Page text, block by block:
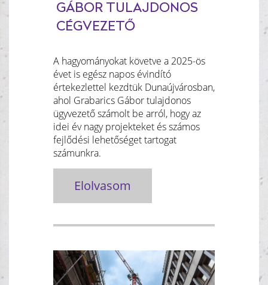
GÁBOR TULAJDONOS
CÉGVEZETŐ
A hagyományokat követve a 2025-ös
évet is egész napos évindító
értekezlettel kezdtük Dunaújvárosban,
ahol Grabarics Gábor tulajdonos
ügyvezető számolt be arról, hogy az
idei év nagy projekteket és számos
fejlődési lehetőséget tartogat
számunkra.
Elolvasom